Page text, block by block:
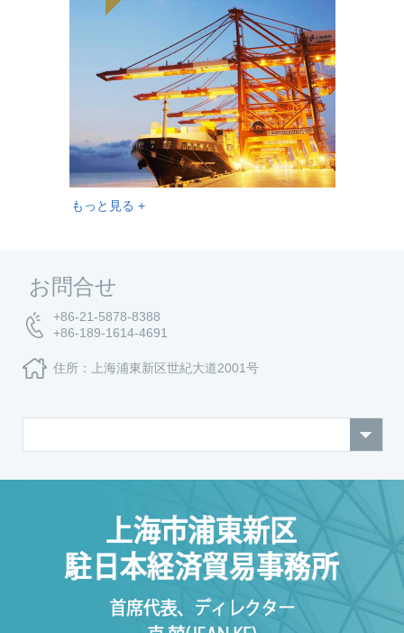
もっと見る +
お問合せ
+86-21-5878-8388
+86-189-1614-4691
住所：上海浦東新区世紀大道2001号